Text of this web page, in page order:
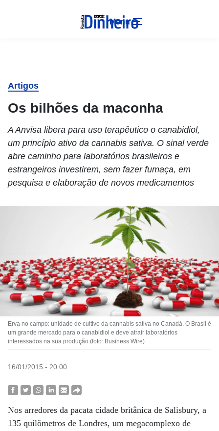
Menu
Artigos
Os bilhões da maconha
A Anvisa libera para uso terapêutico o canabidiol,
um princípio ativo da cannabis sativa. O sinal verde
abre caminho para laboratórios brasileiros e
estrangeiros investirem, sem fazer fumaça, em
pesquisa e elaboração de novos medicamentos
Erva no campo: unidade de cultivo da cannabis sativa no Canadá. O Brasil é
um grande mercado para o canabidiol e deve atrair laboratórios
interessados na sua produção (foto: Business Wire)
16/01/2015 - 20:00
Nos arredores da pacata cidade britânica de Salisbury, a
135 quilômetros de Londres, um megacomplexo de